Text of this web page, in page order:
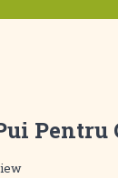
Pentru